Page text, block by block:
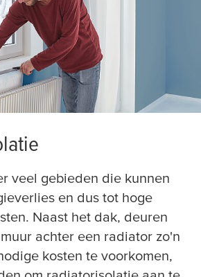
veel gebieden die kunnen
en dus tot hoge
Naast het dak, deuren
achter een radiator zo'n
kosten te voorkomen,